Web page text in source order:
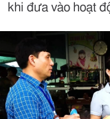
khi đưa vào hoạt